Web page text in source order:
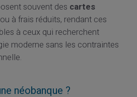
souvent des cartes
à frais réduits, rendant ces
à ceux qui recherchent
moderne sans les contraintes
néobanque ?